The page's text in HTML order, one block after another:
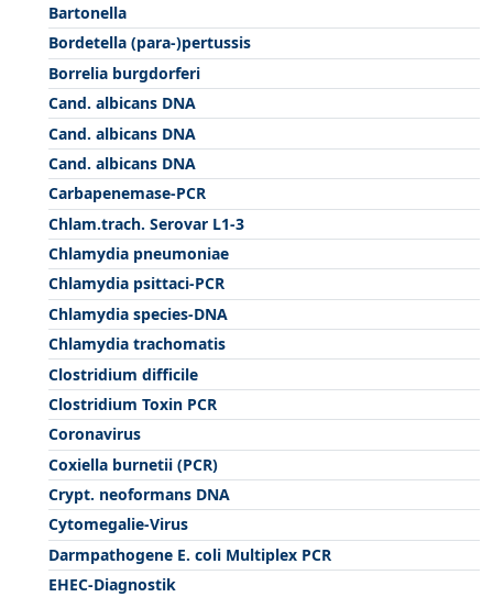
Bartonella
Bordetella (para-)pertussis
Borrelia burgdorferi
Cand. albicans DNA
Cand. albicans DNA
Cand. albicans DNA
Carbapenemase-PCR
Chlam.trach. Serovar L1-3
Chlamydia pneumoniae
Chlamydia psittaci-PCR
Chlamydia species-DNA
Chlamydia trachomatis
Clostridium difficile
Clostridium Toxin PCR
Coronavirus
Coxiella burnetii (PCR)
Crypt. neoformans DNA
Cytomegalie-Virus
Darmpathogene E. coli Multiplex PCR
EHEC-Diagnostik